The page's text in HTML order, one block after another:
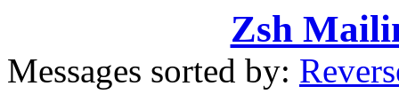
Zsh
Messages sorted by: